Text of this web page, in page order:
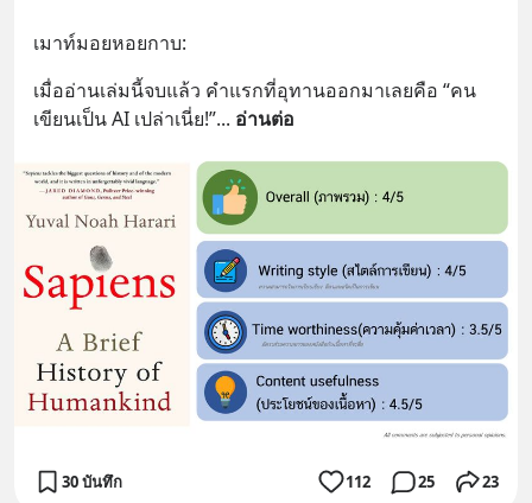
เมาท์มอยหอยกาบ:
เมื่ออ่านเล่มนี้จบแล้ว คำแรกที่อุทานออกมาเลยคือ “คน
เขียนเป็น AI เปล่าเนี่ย!”... อ่านต่อ
30 บันทึก 112 25 23